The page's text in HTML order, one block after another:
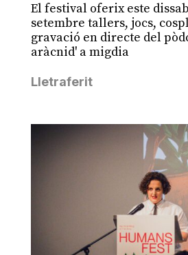
El festival oferix este
setembre tallers, jocs,
gravació en directe del
aràcnid' a migdia
Lletraferit